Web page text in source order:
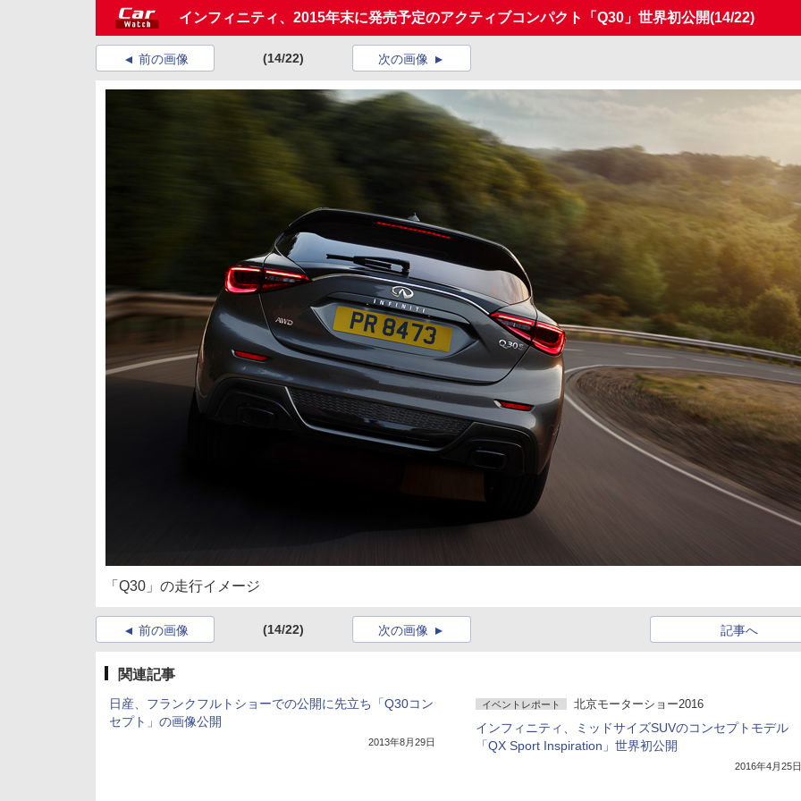
インフィニティ、2015年末に発売予定のアクティブコンパクト「Q30」世界初公開(14/22)
前の画像 (14/22) 次の画像
「Q30」の走行イメージ
前の画像 (14/22) 記事へ
次の画像
関連記事
日産、フランクフルトショーでの公開に先立ち「Q30コン
セプト」の画像公開
2013年8月29日
イベントレポート 北京モーターショー2016
インフィニティ、ミッドサイズSUVのコンセプトモデル
「QX Sport Inspiration」世界初公開
2016年4月25日